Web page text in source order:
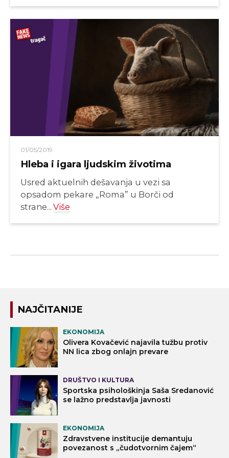
01/05/2019
Hleba i igara ljudskim životima
Usred aktuelnih dešavanja u vezi sa
opsadom pekare „Roma” u Borči od
strane... Više
NAJČITANIJE
EKONOMIJA
Olivera Kovačević najavila tužbu protiv
NN lica zbog onlajn prevare
DRUŠTVO I KULTURA
Sportska psihološkinja Saša Sredanović
se lažno predstavlja javnosti
EKONOMIJA
Zdravstvene institucije demantuju
povezanost s „čudotvornim čajem“